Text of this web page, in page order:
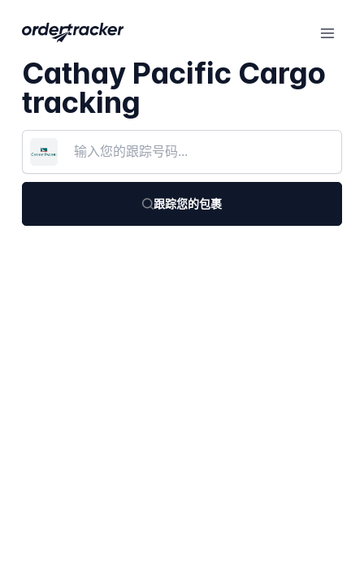
Cathay Pacific Cargo
tracking
跟踪您的包裹